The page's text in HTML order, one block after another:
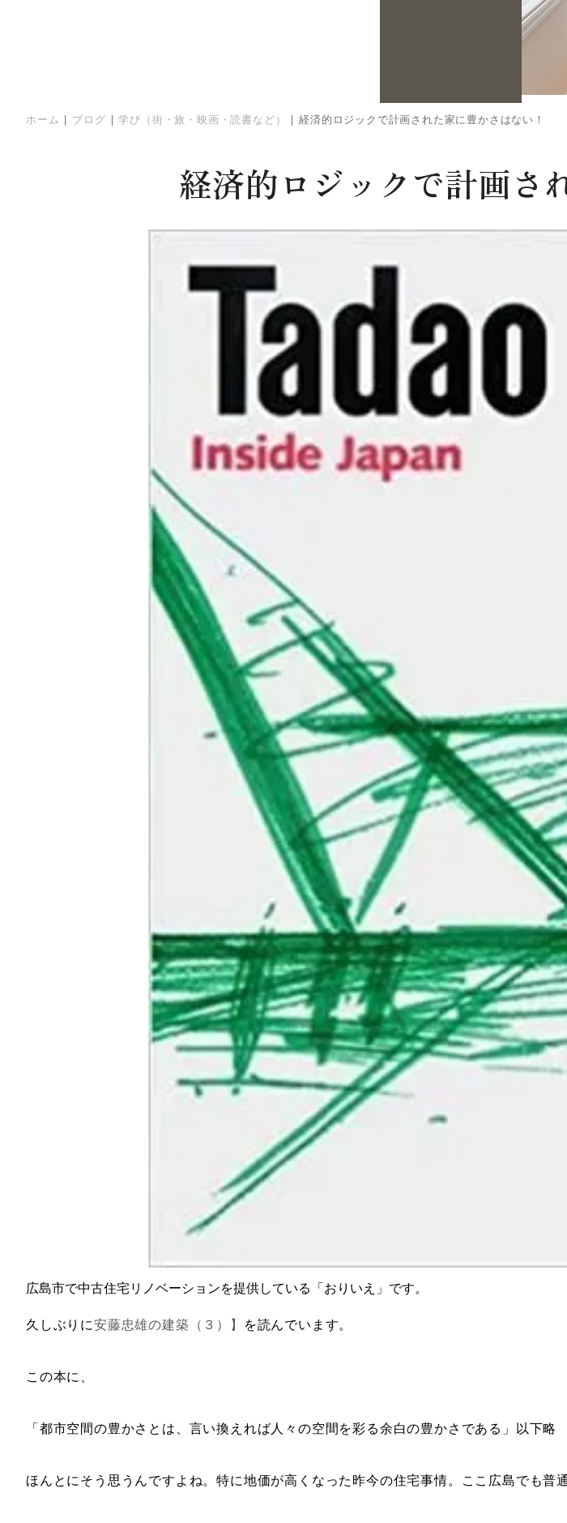
ホーム | ブログ | 学び（街・旅・映画・読書など） | 経済的ロジックで計画された家に豊かさはない！
経済的ロジックで計画さ
広島市で中古住宅リノベーションを提供している「おりいえ」です。
久しぶりに安藤忠雄の建築（３）】 を読んでいます。
この本に、
「都市空間の豊かさとは、言い換えれば人々の空間を彩る余白の豊かさである」以下略
ほんとにそう思うんですよね。特に地価が高くなった昨今の住宅事情。ここ広島でも普